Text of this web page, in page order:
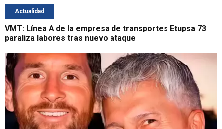
Actualidad
VMT: Línea A de la empresa de transportes Etupsa 73
paraliza labores tras nuevo ataque